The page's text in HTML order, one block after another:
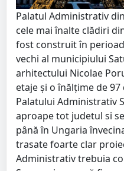
Palatul Administrativ
cele mai înalte clădiri
fost construit în
vechi al municipiului
arhitectului Nicolae
etaje şi o înălţime de
Palatului Administrativ
aproape tot judetul si
până în Ungaria
trasate foarte clar
Administrativ trebuia